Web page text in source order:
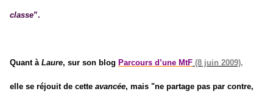
classe”.
Quant à Laure, sur son blog Parcours d’une MtF (8 juin 2009),
elle se réjouit de cette avancée, mais "ne partage pas par contre,